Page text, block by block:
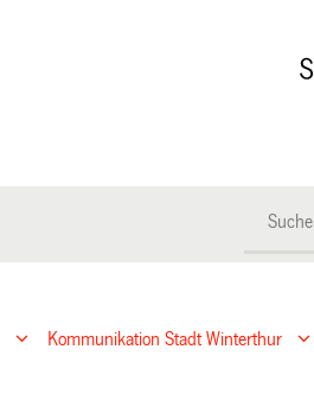
Kommunikation Stadt Winterthur